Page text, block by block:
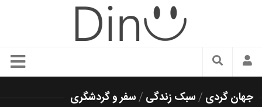
سبک زندگی
جهان گردی /سبک زندگی /سفر و گردشگری